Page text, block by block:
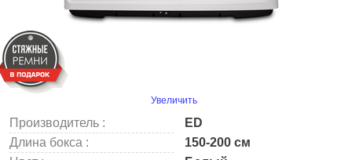
Увеличить
Производитель :
ED
Длина бокса :
150-200 см